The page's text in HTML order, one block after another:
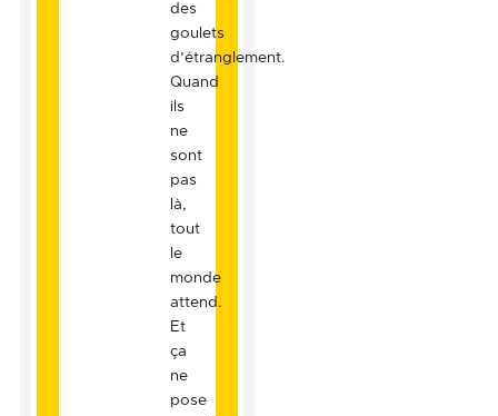
des
goulets
d’étranglement.
Quand
ils
ne
sont
pas
là,
tout
le
monde
attend.
Et
ça
ne
pose